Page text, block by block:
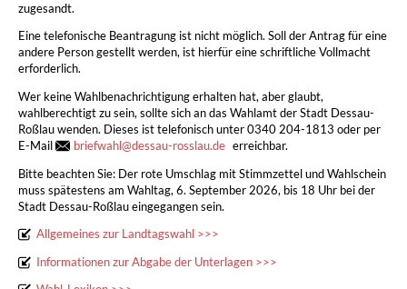
zugesandt.
Eine telefonische Beantragung ist nicht möglich. Soll der Antrag für eine
andere Person gestellt werden, ist hierfür eine schriftliche Vollmacht
erforderlich.
Wer keine Wahlbenachrichtigung erhalten hat, aber glaubt,
wahlberechtigt zu sein, sollte sich an das Wahlamt der Stadt Dessau-
Roßlau wenden. Dieses ist telefonisch unter 0340 204-1813 oder per
E-Mail
briefwahl @dessau-rosslau.de erreichbar.
Bitte beachten Sie: Der rote Umschlag mit Stimmzettel und Wahlschein
muss spätestens am Wahltag, 6. September 2026, bis 18 Uhr bei der
Stadt Dessau-Roßlau eingegangen sein.
Allgemeines zur Landtagswahl >>>
Informationen zur Abgabe der Unterlagen >>>